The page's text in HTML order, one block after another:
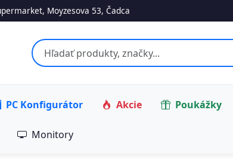
Moyzesova 53, Čadca
PC Konfigurátor Akcie Poukážky
Monitory